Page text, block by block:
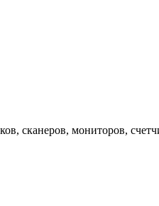
сканеров, мониторов,